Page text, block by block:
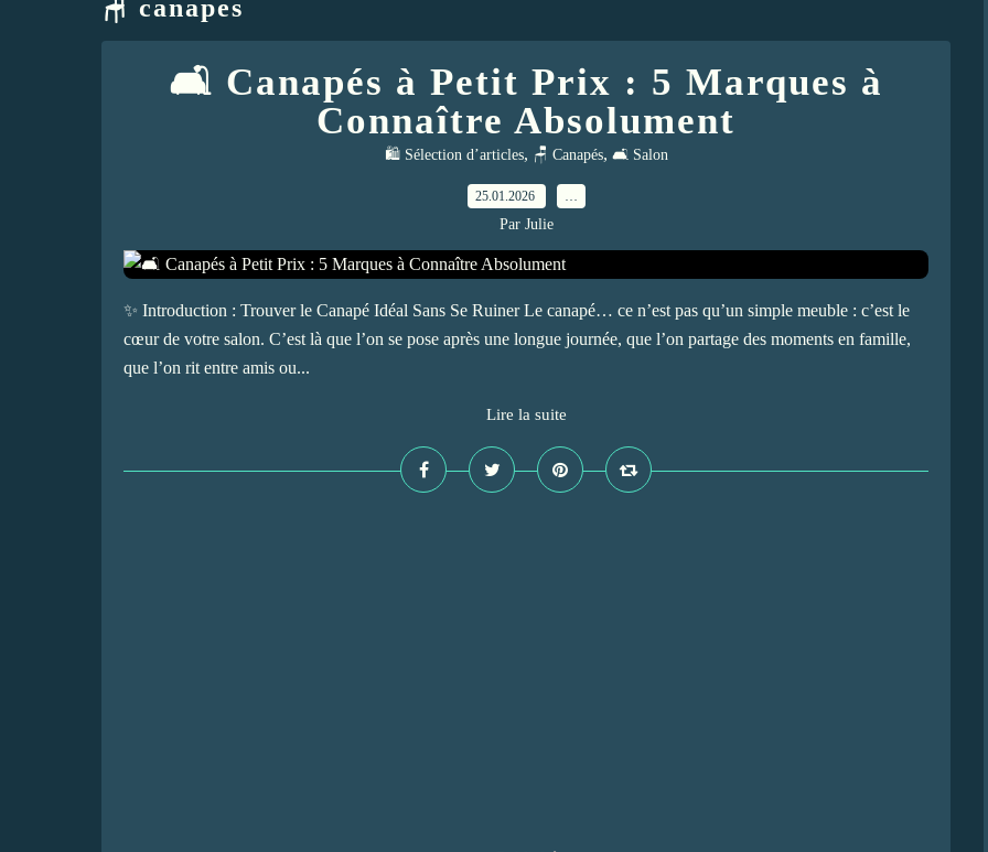
🪑 canapes
🛋️ Canapés à Petit Prix : 5 Marques à
Connaître Absolument
🛍️ Sélection d’articles, 🪑 Canapés, 🛋️ Salon
25.01.2026 …
Par Julie
✨ Introduction : Trouver le Canapé Idéal Sans Se Ruiner Le canapé… ce n’est pas qu’un simple meuble : c’est le
cœur de votre salon. C’est là que l’on se pose après une longue journée, que l’on partage des moments en famille,
que l’on rit entre amis ou...
Lire la suite